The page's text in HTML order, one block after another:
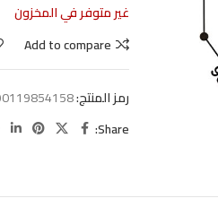
غير متوفر في المخزون
Add to compare
رمز المنتج:
Share: